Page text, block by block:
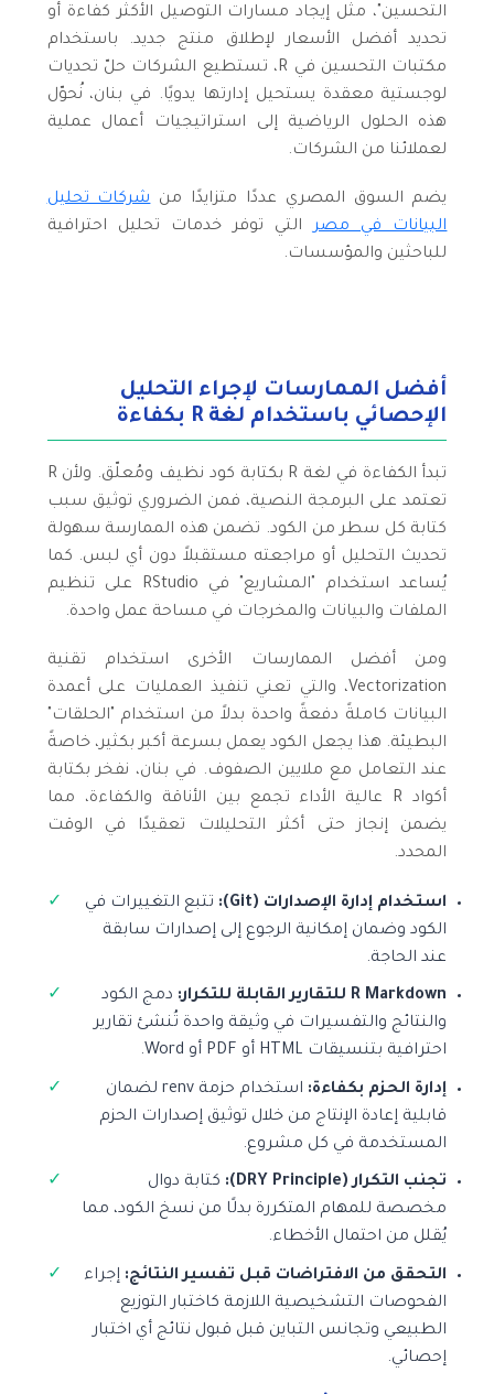
التحسين"، مثل إيجاد مسارات التوصيل الأكثر كفاءة أو
تحديد أفضل الأسعار لإطلاق منتج جديد. باستخدام
مكتبات التحسين في R، تستطيع الشركات حلّ تحديات
لوجستية معقدة يستحيل إدارتها يدويًا. في بنان، نُحوّل
هذه الحلول الرياضية إلى استراتيجيات أعمال عملية
لعملائنا من الشركات.
يضم السوق المصري عددًا متزايدًا منشركات تحليل
البيانات في مصرالتي توفر خدمات تحليل احترافية
للباحثين والمؤسسات.
أفضل الممارسات لإجراء التحليل
الإحصائي باستخدام لغة R بكفاءة
تبدأ الكفاءة في لغة R بكتابة كود نظيف ومُعلّق. ولأن R
تعتمد على البرمجة النصية، فمن الضروري توثيق سبب
كتابة كل سطر من الكود. تضمن هذه الممارسة سهولة
تحديث التحليل أو مراجعته مستقبلاً دون أي لبس. كما
يُساعد استخدام "المشاريع" في RStudio على تنظيم
الملفات والبيانات والمخرجات في مساحة عمل واحدة.
ومن أفضل الممارسات الأخرى استخدام تقنية
Vectorization، والتي تعني تنفيذ العمليات على أعمدة
البيانات كاملةً دفعةً واحدة بدلاً من استخدام "الحلقات"
البطيئة. هذا يجعل الكود يعمل بسرعة أكبر بكثير، خاصةً
عند التعامل مع ملايين الصفوف. في بنان، نفخر بكتابة
أكواد R عالية الأداء تجمع بين الأناقة والكفاءة، مما
يضمن إنجاز حتى أكثر التحليلات تعقيدًا في الوقت
المحدد.
استخدام إدارة الإصدارات (Git):
تتبع التغييرات في
الكود وضمان إمكانية الرجوع إلى إصدارات سابقة
عند الحاجة.
R Markdown للتقارير القابلة للتكرار:
دمج الكود
والنتائج والتفسيرات في وثيقة واحدة تُنشئ تقارير
احترافية بتنسيقات HTML أو PDF أو Word.
إدارة الحزم بكفاءة:
استخدام حزمة renv لضمان
قابلية إعادة الإنتاج من خلال توثيق إصدارات الحزم
المستخدمة في كل مشروع.
تجنب التكرار (DRY Principle):
كتابة دوال
مخصصة للمهام المتكررة بدلًا من نسخ الكود، مما
يُقلل من احتمال الأخطاء.
التحقق من الافتراضات قبل تفسير النتائج: إجراء
الفحوصات التشخيصية اللازمة كاختبار التوزيع
الطبيعي وتجانس التباين قبل قبول نتائج أي اختبار
إحصائي.